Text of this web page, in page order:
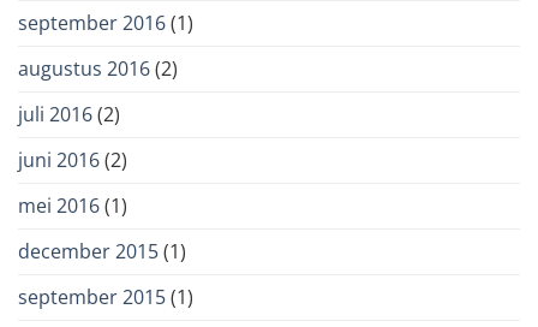
september 2016(1)
augustus 2016(2)
juli 2016(2)
juni 2016(2)
mei 2016(1)
december 2015(1)
september 2015(1)